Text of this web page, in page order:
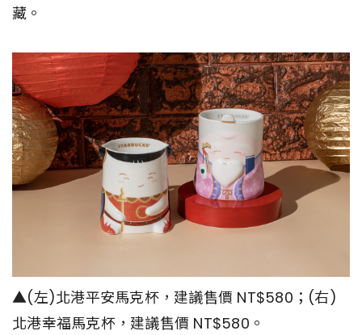
藏。
▲(左)北港平安馬克杯，建議售價 NT$580；(右)
北港幸福馬克杯，建議售價 NT$580。